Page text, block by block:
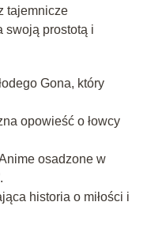
tajemnicze
swoją prostotą i
Gona, który
opowieść o łowcy
osadzone w
historia o miłości i